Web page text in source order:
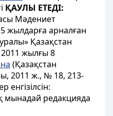
ҚАУЛЫ ЕТЕДІ:
Мәдениет
жылдарға арналған
Қазақстан
2011 жылғы 8
(Қазақстан
2011 ж., № 18, 213-
енгізілсін:
редакцияда